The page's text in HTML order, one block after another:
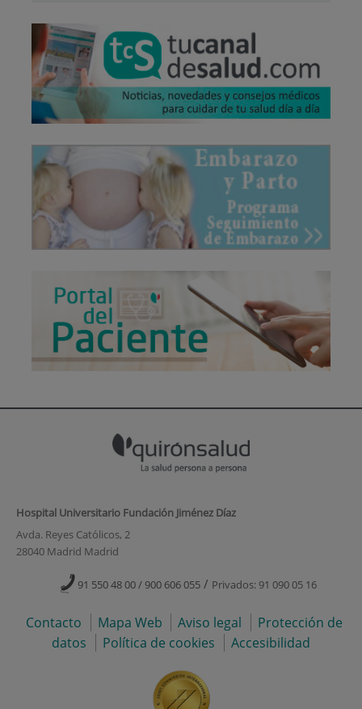
Hospital Universitario Fundación Jiménez Díaz
Avda. Reyes Católicos, 2
28040 Madrid Madrid
91 550 48 00 / 900 606 055 / Privados: 91 090 05 16
Contacto Mapa Web Aviso legal
Protección de
datos
Política de cookies Accesibilidad